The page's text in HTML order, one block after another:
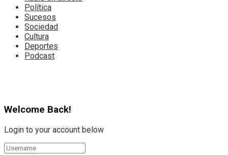
Política
Sucesos
Sociedad
Cultura
Deportes
Podcast
Welcome Back!
Login to your account below